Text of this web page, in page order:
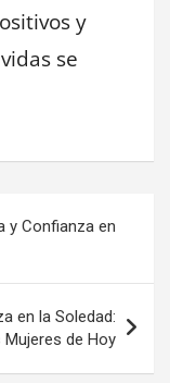
y
se
y Confianza en
en la Soledad:
de Hoy